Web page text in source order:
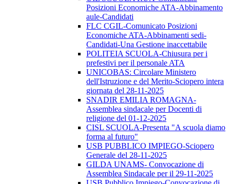
Posizioni Economiche ATA-Abbinamento
aule-Candidati
FLC CGIL-Comunicato Posizioni
Economiche ATA-Abbinamenti sedi-
Candidati-Una Gestione inaccettabile
POLITEIA SCUOLA-Chiusura per i
prefestivi per il personale ATA
UNICOBAS: Circolare Ministero
dell'Istruzione e del Merito-Sciopero intera
giornata del 28-11-2025
SNADIR EMILIA ROMAGNA-
Assemblea sindacale per Docenti di
religione del 01-12-2025
CISL SCUOLA-Presenta "A scuola diamo
forma al futuro"
USB PUBBLICO IMPIEGO-Sciopero
Generale del 28-11-2025
GILDA UNAMS- Convocazione di
Assemblea Sindacale per il 29-11-2025